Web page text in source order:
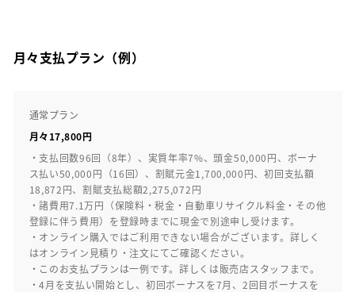
月々支払プラン（例）
通常プラン
月々17,800円
・支払回数96回（8年）、実質年率7%、頭金50,000円、ボーナ
ス払い50,000円（16回）、割賦元金1,700,000円、初回支払額
18,872円、割賦支払総額2,275,072円
・諸費用7.1万円（保険料・税金・自動車リサイクル料金・その他
登録に伴う費用）を登録時までに現金で別途申し受けます。
・オンライン購入ではご利用できない場合がございます。詳しく
はオンライン見積り・注文にてご確認ください。
・このお支払プランは一例です。詳しくは販売店スタッフまで。
・4月を支払い開始とし、初回ボーナスを7月、2回目ボーナスを